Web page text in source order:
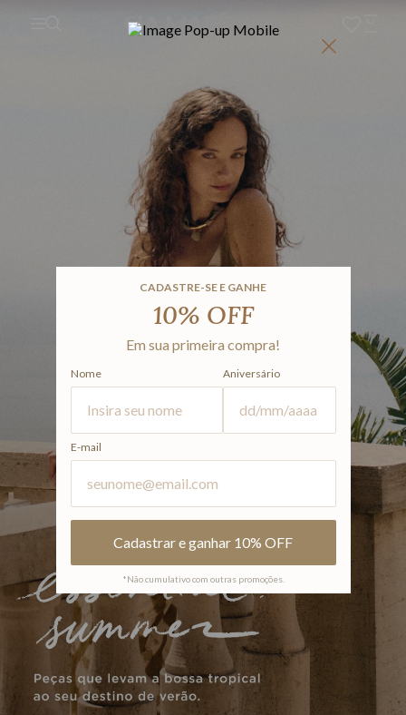
CADASTRE-SE E GANHE
10% OFF
Em sua primeira compra!
Nome Aniversário
E-mail
*Não cumulativo com outras promoções.